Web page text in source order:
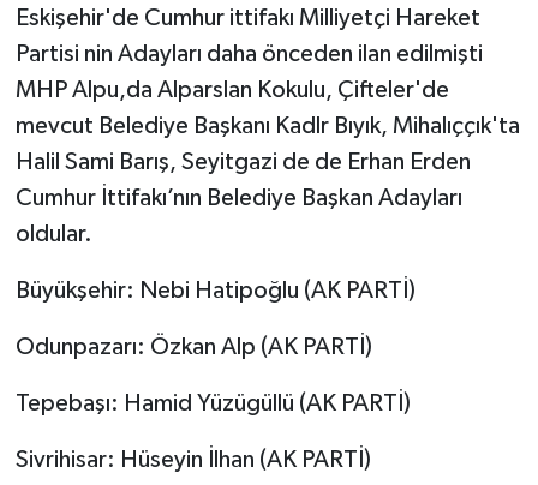
Eskişehir'de Cumhur ittifakı Milliyetçi Hareket
Partisi nin Adayları daha önceden ilan edilmişti
MHP Alpu,da Alparslan Kokulu, Çifteler'de
mevcut Belediye Başkanı Kadlr Bıyık, Mihalıççık'ta
Halil Sami Barış, Seyitgazi de de Erhan Erden
Cumhur İttifakı’nın Belediye Başkan Adayları
oldular.
Büyükşehir: Nebi Hatipoğlu (AK PARTİ)
Odunpazarı: Özkan Alp (AK PARTİ)
Tepebaşı: Hamid Yüzügüllü (AK PARTİ)
Sivrihisar: Hüseyin İlhan (AK PARTİ)